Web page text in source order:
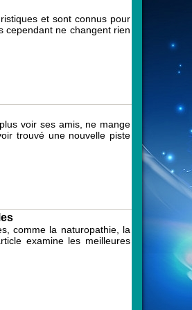
et sont connus pour
cependant ne changent rien
voir ses amis, ne mange
trouvé une nouvelle piste
comme la naturopathie, la
examine les meilleures